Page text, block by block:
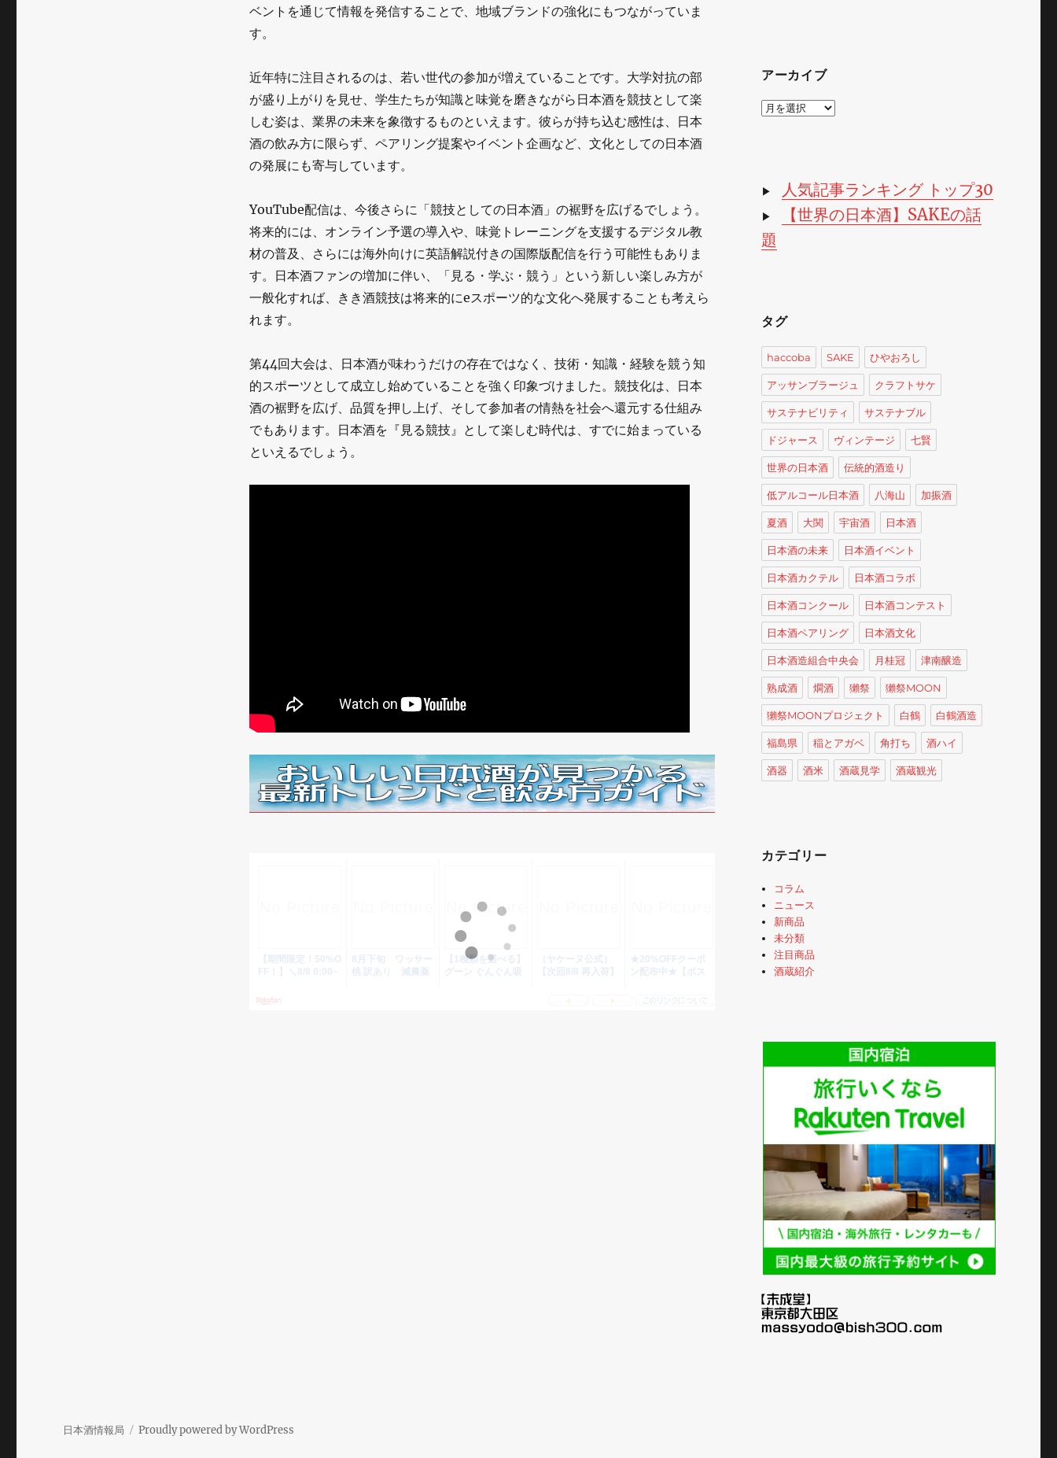
ベントを通じて情報を発信することで、地域ブランドの強化にもつながっていま
す。
近年特に注目されるのは、若い世代の参加が増えていることです。大学対抗の部
が盛り上がりを見せ、学生たちが知識と味覚を磨きながら日本酒を競技として楽
しむ姿は、業界の未来を象徴するものといえます。彼らが持ち込む感性は、日本
酒の飲み方に限らず、ペアリング提案やイベント企画など、文化としての日本酒
の発展にも寄与しています。
YouTube配信は、今後さらに「競技としての日本酒」の裾野を広げるでしょう。
将来的には、オンライン予選の導入や、味覚トレーニングを支援するデジタル教
材の普及、さらには海外向けに英語解説付きの国際版配信を行う可能性もありま
す。日本酒ファンの増加に伴い、「見る・学ぶ・競う」という新しい楽しみ方が
一般化すれば、きき酒競技は将来的にeスポーツ的な文化へ発展することも考えら
れます。
第44回大会は、日本酒が味わうだけの存在ではなく、技術・知識・経験を競う知
的スポーツとして成立し始めていることを強く印象づけました。競技化は、日本
酒の裾野を広げ、品質を押し上げ、そして参加者の情熱を社会へ還元する仕組み
でもあります。日本酒を『見る競技』として楽しむ時代は、すでに始まっている
といえるでしょう。
アーカイブ
ア
▶
人気記事ランキング トップ30
▶
【世界の日本酒】SAKEの話
題
タグ
haccoba SAKE ひやおろし
アッサンブラージュ クラフトサケ
サステナビリティ サステナブル
ドジャース ヴィンテージ 七賢
世界の日本酒 伝統的酒造り
低アルコール日本酒 八海山 加振酒
夏酒 大関 宇宙酒 日本酒
日本酒の未来 日本酒イベント
日本酒カクテル 日本酒コラボ
日本酒コンクール 日本酒コンテスト
日本酒ペアリング 日本酒文化
日本酒造組合中央会 月桂冠 津南醸造
熟成酒 燗酒 獺祭 獺祭MOON
獺祭MOONプロジェクト 白鶴 白鶴酒造
福島県 稲とアガベ 角打ち 酒ハイ
酒器 酒米 酒蔵見学 酒蔵観光
カテゴリー
コラム
ニュース
新商品
未分類
注目商品
酒蔵紹介
日本酒情報局 Proudly powered by WordPress